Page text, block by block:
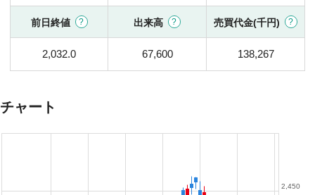
前日終値 出来高 売買代金(千円)
2,032.0 67,600 138,267
チャート
2,450